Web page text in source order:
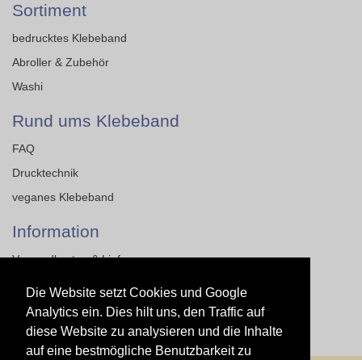
Die Website setzt Cookies und Google
Analytics ein. Dies hilt uns, den Traffic auf
diese Website zu analysieren und die Inhalte
auf eine bestmögliche Benutzbarkeit zu
Sortiment
bedrucktes Klebeband
Abroller & Zubehör
Washi
Rund ums Klebeband
FAQ
Drucktechnik
veganes Klebeband
Information
Versandkosten & Lieferung
AGB
Datenschutz